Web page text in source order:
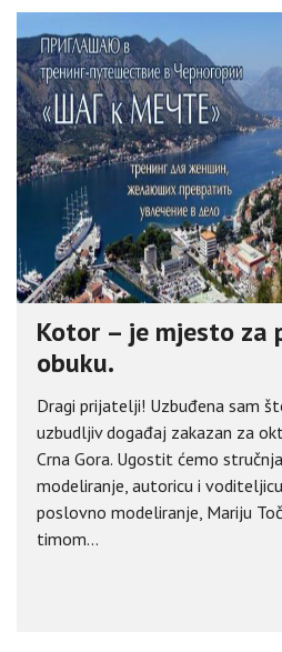
Kotor – je mjesto za
obuku.
Dragi prijatelji! Uzbuđena sam
uzbudljiv događaj zakazan za
Crna Gora. Ugostit ćemo
modeliranje, autoricu i
poslovno modeliranje, Mariju
timom...